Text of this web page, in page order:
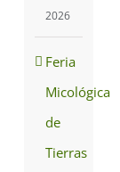
2026
Feria
Micológica
de
Tierras